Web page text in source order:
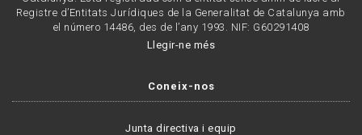
Registre d’Entitats Jurídiques de la Generalitat de Catalunya amb
el número 14486, des de l’any 1993. NIF: G60291408
Llegir-ne més
Coneix-nos
Junta directiva i equip